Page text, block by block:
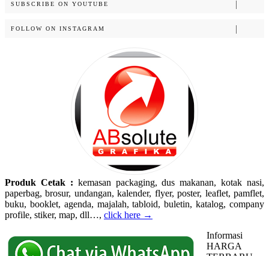
SUBSCRIBE ON YOUTUBE
FOLLOW ON INSTAGRAM
Produk Cetak : kemasan packaging, dus makanan, kotak nasi,
paperbag, brosur, undangan, kalender, flyer, poster, leaflet, pamflet,
buku, booklet, agenda, majalah, tabloid, buletin, katalog, company
profile, stiker, map, dll…, click here →
Informasi
HARGA